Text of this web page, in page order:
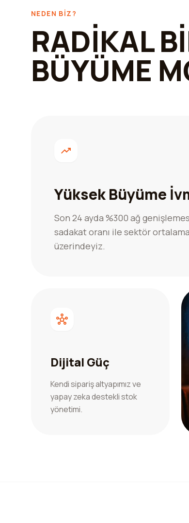
NEDEN BIZ?
RADİKAL
BÜYÜME
Yüksek Büyüme
Son 24 ayda %300 ağ
sadakat oranı ile sektör
üzerindeyiz.
Dijital Güç
Kendi sipariş altyapımız ve
yapay zeka destekli stok
yönetimi.